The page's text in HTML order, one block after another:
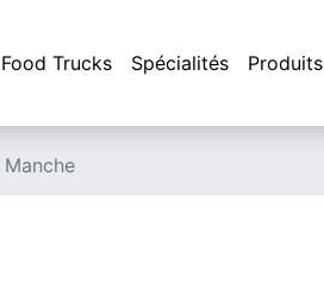
Food Trucks Spécialités Produits
Manche